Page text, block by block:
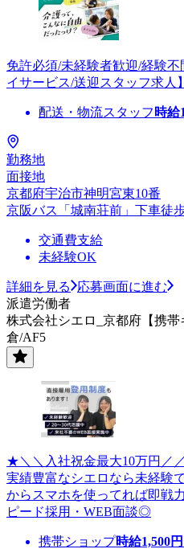
免許必須/未経験者歓迎/経験
イサービス/送迎スタッフ求人】
配送・物流スタッフ 時給
勤務地
面接地
京都府宇治市神明宮東10番
京阪バス「城南荘前」下車徒
交通費支給
未経験OK
詳細を見る
応募画面に進む
派遣労働者
株式会社シエロ_京都府【携
倉/AF5
★＼＼入社祝金最大10万円／
実績豊富なシエロなら未経験
からスマホを使ってれば即戦
ピード採用・WEB面談◎
携帯ショップ時給1,500